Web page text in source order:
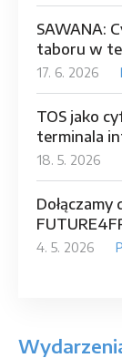
SAWANA:
taboru w
17. 6. 2026
TOS jako
terminala
18. 5. 2026
4. 5. 2026